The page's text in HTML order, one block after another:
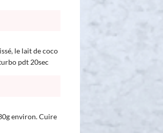
le lait de coco
pdt 20sec
environ. Cuire